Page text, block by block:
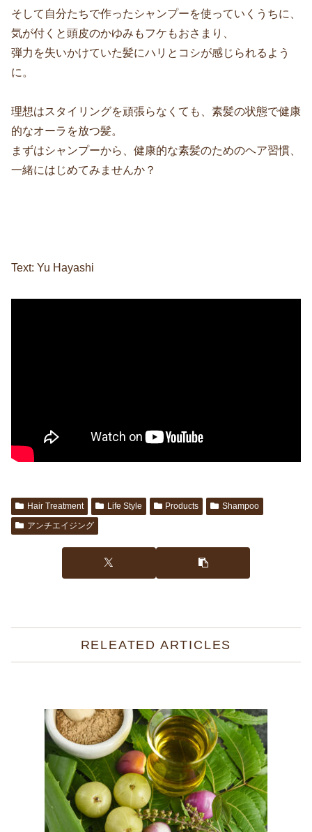
そして自分たちで作ったシャンプーを使っていくうちに、
気が付くと頭皮のかゆみもフケもおさまり、
弾力を失いかけていた髪にハリとコシが感じられるよう
に。
理想はスタイリングを頑張らなくても、素髪の状態で健康
的なオーラを放つ髪。
まずはシャンプーから、健康的な素髪のためのヘア習慣、
一緒にはじめてみませんか？
Text: Yu Hayashi
Hair Treatment Life Style Products
Shampoo
アンチエイジング
RELEATED ARTICLES